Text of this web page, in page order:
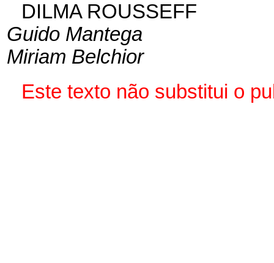
DILMA ROUSSEFF
Guido Mantega
Miriam Belchior
Este texto não substitui o